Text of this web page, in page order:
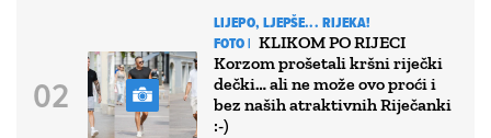
LIJEPO, LJEPŠE... RIJEKA!
FOTO | KLIKOM PO RIJECI
Korzom prošetali kršni riječki
dečki… ali ne može ovo proći i
bez naših atraktivnih Riječanki
:-)